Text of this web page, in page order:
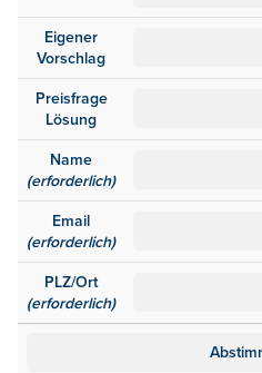
Eigener
Vorschlag
Preisfrage
Lösung
Name
(erforderlich)
Email
(erforderlich)
PLZ/Ort
(erforderlich)